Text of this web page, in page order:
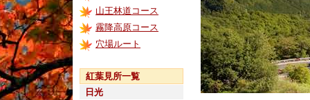
山王林道コース
霧降高原コース
穴場ルート
紅葉見所一覧
日光